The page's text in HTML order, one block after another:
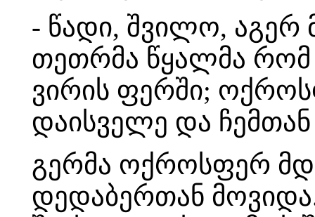
- წადი, შვილო, აგერ
თეთრმა წყალმა რომ
ვირის ფერში;
დაისველე და
გერმა ოქროსფერ
დედაბერთან